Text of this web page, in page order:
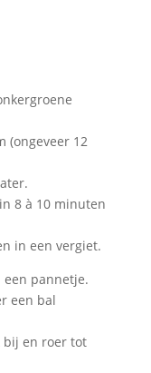
(ongeveer 12
8 à 10 minuten
in een vergiet.
een pannetje.
een bal
bij en roer tot